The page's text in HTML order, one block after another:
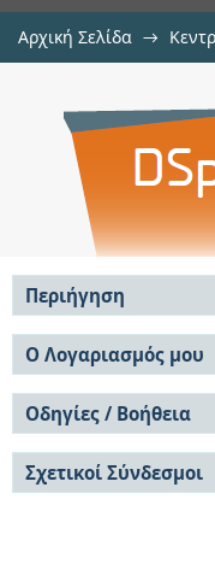
Αρχική Σελίδα →
Effect of
Περιήγηση
Σε όλο το DSpace
Κοινότητες &
Ανά Ημερομηνία
Έκδοσης
Συγγραφείς
Τίτλοι
Θέματα
Ο Λογαριασμός μου
Σύνδεση
Εγγραφή
Οδηγίες / Βοήθεια
Οδηγίες Υποβολής
Οδηγίες Χρήσης ΙΑ
Συχνές Ερωτήσεις
Σχετικοί Σύνδεσμοι